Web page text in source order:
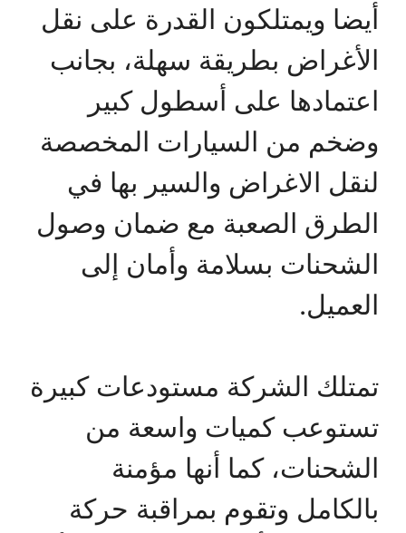
أيضا ويمتلكون القدرة على نقل
الأغراض بطريقة سهلة، بجانب
اعتمادها على أسطول كبير
وضخم من السيارات المخصصة
لنقل الاغراض والسير بها في
الطرق الصعبة مع ضمان وصول
الشحنات بسلامة وأمان إلى
العميل.
تمتلك الشركة مستودعات كبيرة
تستوعب كميات واسعة من
الشحنات، كما أنها مؤمنة
بالكامل وتقوم بمراقبة حركة